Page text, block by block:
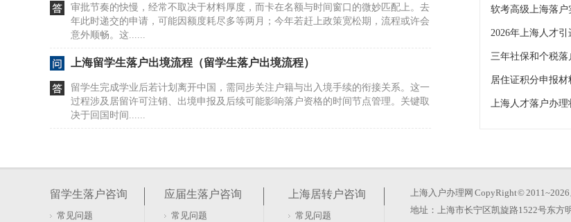
审批节奏的快慢，经常不取决于材料厚度，而卡在名额与时间窗口的微妙匹配上。去
年此时递交的申请，可能因额度耗尽多等两月；今年若赶上政策宽松期，流程或许会
意外顺畅。这......
上海留学生落户出境流程（留学生落户出境流程）
留学生完成学业后若计划离开中国，需同步关注户籍与出入境手续的衔接关系。这一
过程涉及居留许可注销、出境申报及后续可能影响落户资格的时间节点管理。关键取
决于回国时间......
纳税额达标就能直接落户？这种理解偏差经常让申请人在准备材料时南辕北辙。上海
续年限以及......
软考高级上海落户
三年社保和个税落
居住证积分申报材
上海人才落户办理
留学生落户咨询
常见问题
应届生落户咨询
常见问题
上海居转户咨询
常见问题
上海入户办理网 CopyRight ©
地址：上海市长宁区凯旋路1522号东方